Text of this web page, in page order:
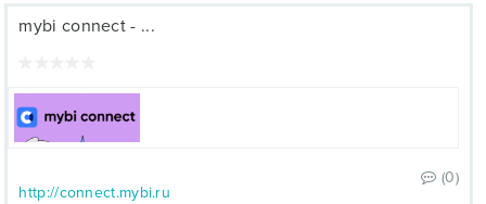
mybi connect - ...
(0)
http://connect.mybi.ru